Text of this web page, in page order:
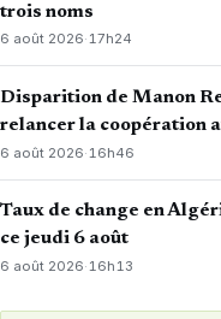
trois noms
6 août 2026·17h24
Disparition de Manon
relancer la coopération
6 août 2026·16h46
Taux de change en
ce jeudi 6 août
6 août 2026·16h13